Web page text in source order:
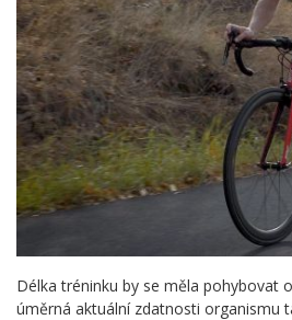
Délka tréninku by se měla pohybovat
úměrná aktuální zdatnosti organismu